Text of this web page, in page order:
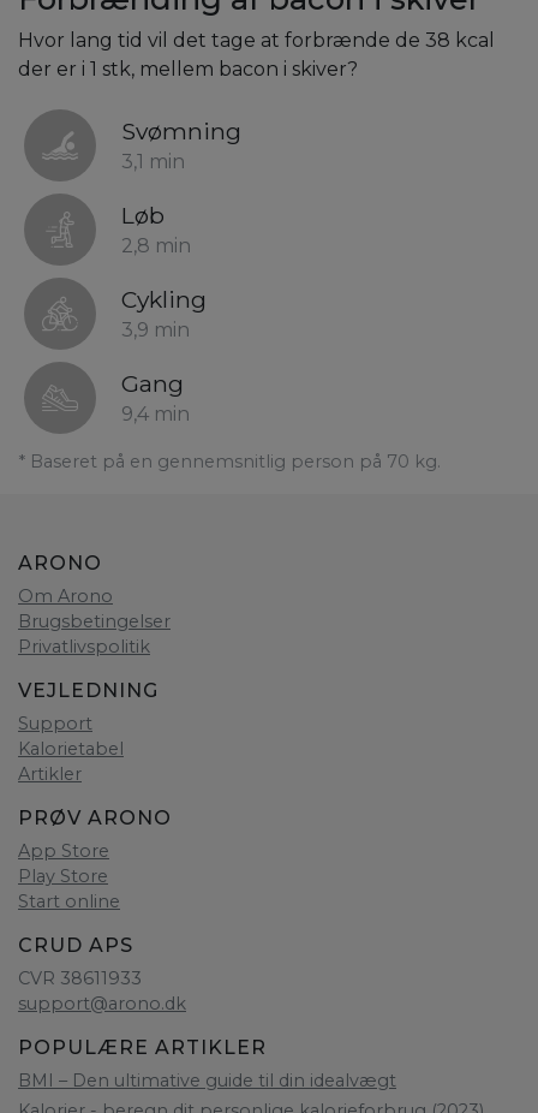
Hvor lang tid vil det tage at forbrænde de 38 kcal
der er i 1 stk, mellem bacon i skiver?
Svømning
3,1 min
Løb
2,8 min
Cykling
3,9 min
Gang
9,4 min
* Baseret på en gennemsnitlig person på 70 kg.
ARONO
Om Arono
Brugsbetingelser
Privatlivspolitik
VEJLEDNING
Support
Kalorietabel
Artikler
PRØV ARONO
App Store
Play Store
Start online
CRUD APS
CVR 38611933
support@arono.dk
POPULÆRE ARTIKLER
BMI – Den ultimative guide til din idealvægt